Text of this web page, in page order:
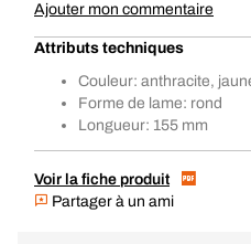
Ajouter mon commentaire
Attributs techniques
Couleur: anthracite,
Forme de lame: rond
Longueur: 155 mm
Voir la fiche produit
Partager à un ami